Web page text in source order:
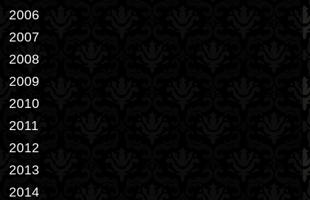
2006
2007
2008
2009
2010
2011
2012
2013
2014